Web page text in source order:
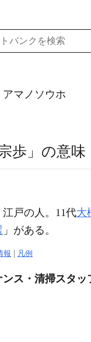
アマノソウホ
歩」の意
江戸の人。11代大
」がある。
報 凡例
ンス・清掃スタ